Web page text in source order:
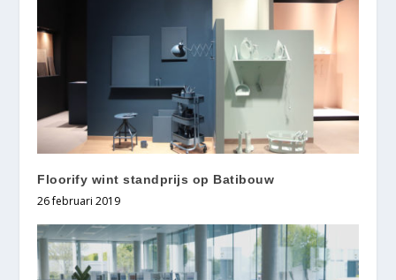
Floorify wint standprijs op Batibouw
26 februari 2019